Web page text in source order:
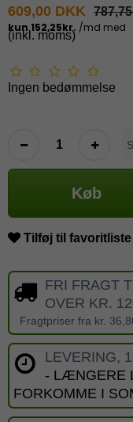
609,00 DKK
(inkl. moms)
Ingen bedømmelse
Køb
Tilføj til favoritliste
FRI FRAGT
OVER KR.
Fragtpriser fra kr.
LEVERING,
- LÆNGERE
FORKOMME I